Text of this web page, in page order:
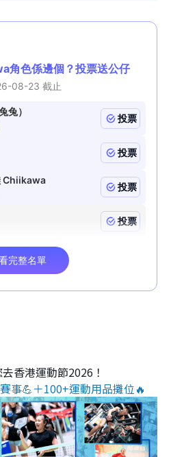
去香港運動節2026！
事💪＋100+運動用品攤位🔥